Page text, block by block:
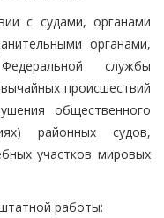
с судами, органами
органами,
службы
происшествий
общественного
районных судов,
участков мировых
работы: